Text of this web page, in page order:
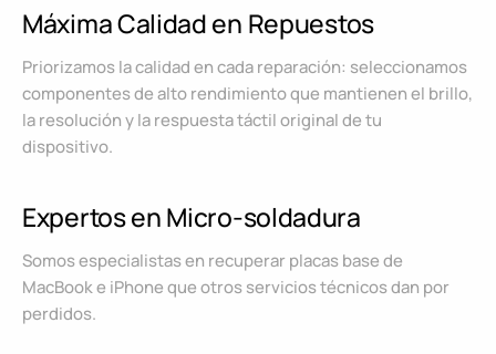
Máxima Calidad en Repuestos
Priorizamos la calidad en cada reparación: seleccionamos
componentes de alto rendimiento que mantienen el brillo,
la resolución y la respuesta táctil original de tu
dispositivo.
Expertos en Micro-soldadura
Somos especialistas en recuperar placas base de
MacBook e iPhone que otros servicios técnicos dan por
perdidos.